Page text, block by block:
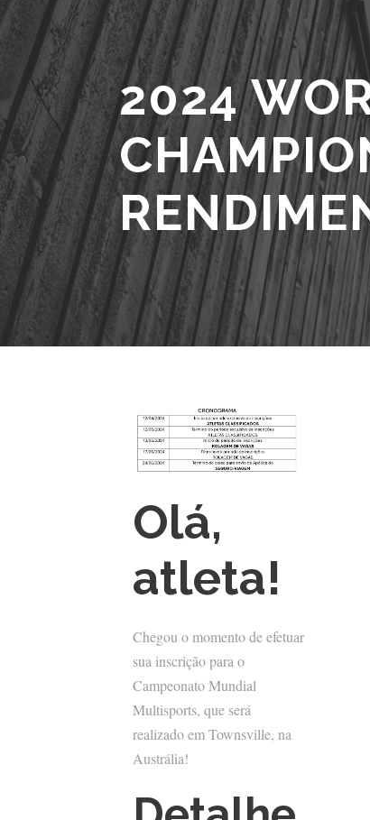
2024
Olá,
atleta!
Chegou o momento de efetuar
sua inscrição para o
Campeonato Mundial
Multisports, que será
realizado em Townsville, na
Austrália!